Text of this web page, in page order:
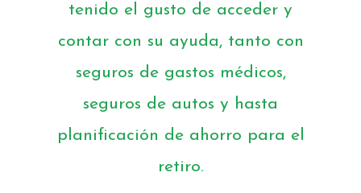
tenido el gusto de acceder y
contar con su ayuda, tanto con
seguros de gastos médicos,
seguros de autos y hasta
planificación de ahorro para el
retiro.